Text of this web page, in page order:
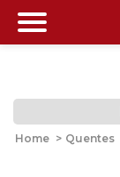
Home > Quentes